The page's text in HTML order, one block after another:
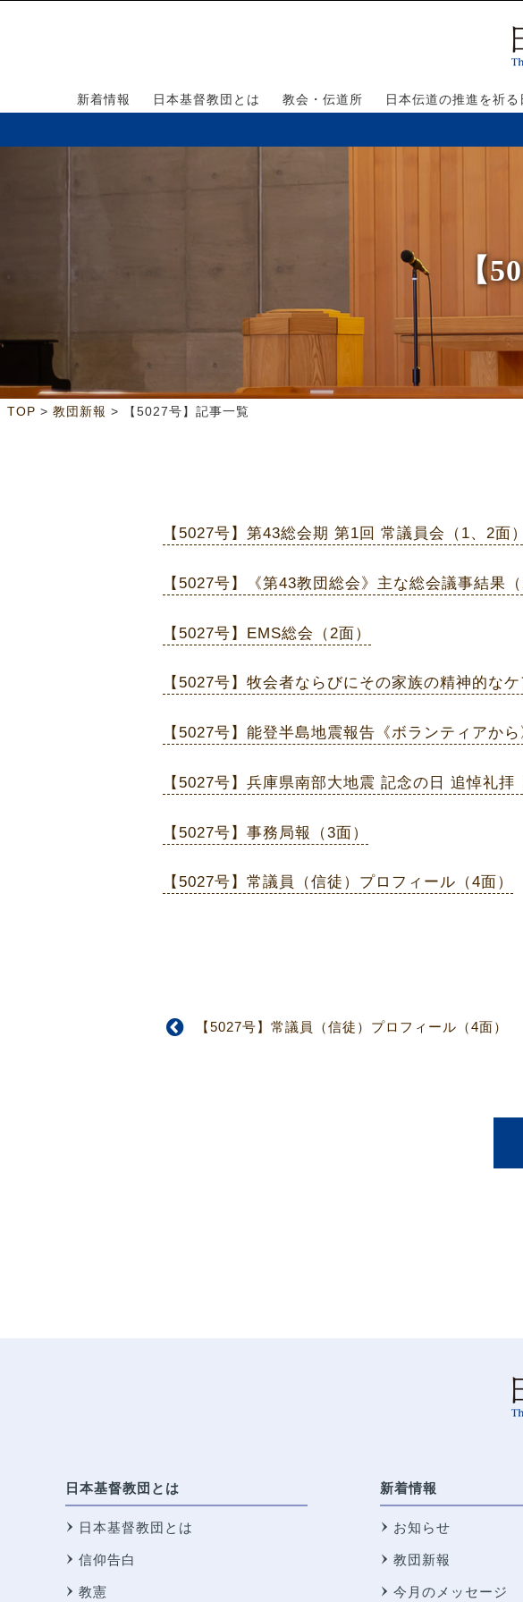
新着情報 日本基督教団とは 教会・伝道所 日本伝道の推進を祈る
【
TOP > 教団新報 > 【5027号】記事一覧
【5027号】第43総会期 第1回 常議員会（1、2面）
【5027号】《第43教団総会》主な総会議事結果（
【5027号】EMS総会（2面）
【5027号】牧会者ならびにその家族の精神的な
【5027号】能登半島地震報告《ボランティア
【5027号】兵庫県南部大地震 記念の日 追悼礼拝
【5027号】事務局報（3面）
【5027号】常議員（信徒）プロフィール（4面）
【5027号】常議員（信徒）プロフィール（4面）
日本基督教団とは
日本基督教団とは
信仰告白
教憲
新着情報
お知らせ
教団新報
今月のメッセージ